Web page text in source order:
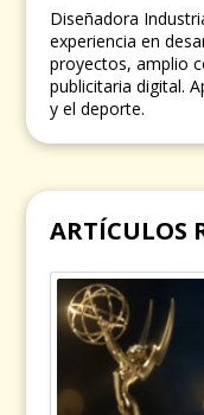
Diseñadora
experiencia en
proyectos, amplio
publicitaria digital.
y el deporte.
ARTÍCULOS